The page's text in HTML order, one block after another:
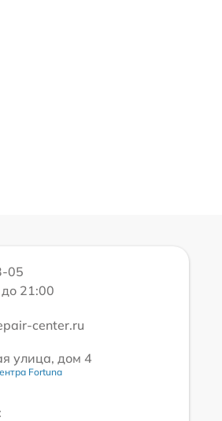
05
21:00
center.ru
улица, дом 4
Fortuna